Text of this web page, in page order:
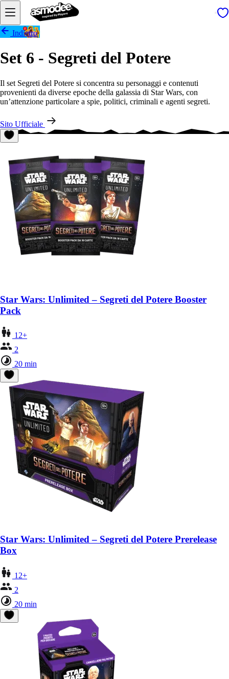
Indietro
Set 6 - Segreti del Potere
Il set Segreti del Potere si concentra su personaggi e contenuti
provenienti da diverse epoche della galassia di Star Wars, con
un’attenzione particolare a spie, politici, criminali e agenti segreti.
Sito Ufficiale
Star Wars: Unlimited – Segreti del Potere Booster
Pack
12+
2
20 min
Star Wars: Unlimited – Segreti del Potere Prerelease
Box
12+
2
20 min